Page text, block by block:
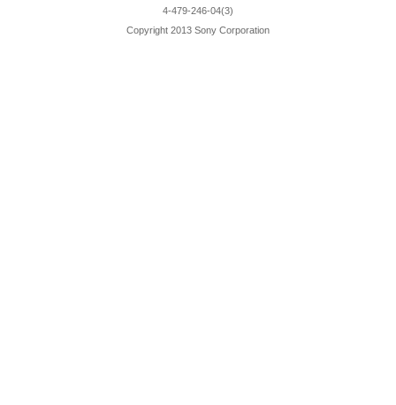
4-479-246-04(3)
Copyright 2013 Sony Corporation